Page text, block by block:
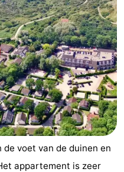
voet van de duinen en
appartement is zeer